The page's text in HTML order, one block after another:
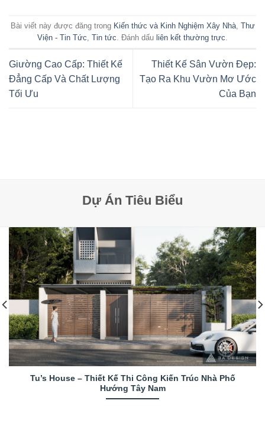
Bài viết này được đăng trong Kiến thức và Kinh Nghiệm Xây Nhà, Thư
Viện - Tin Tức Tin tức . Đánh dấu liên kết thường trực
Giường Cao Cấp: Thiết Kế
Đẳng Cấp Và Chất Lượng
Tối Ưu
Thiết Kế Sân Vườn Đẹp:
Tạo Ra Khu Vườn Mơ Ước
Của Bạn
Dự Án Tiêu Biểu
Tu’s House – Thiết Kế Thi Công Kiến Trúc Nhà Phố
Hướng Tây Nam